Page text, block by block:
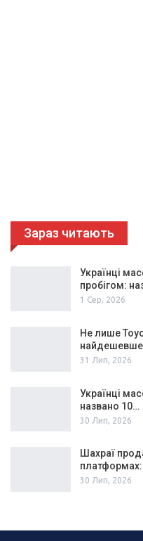
Зараз читають
Українці
пробігом:
1 Сер, 2026
Не лише
31 Лип, 2026
Українці
названо 10…
30 Лип, 2026
Шахраї
30 Лип, 2026